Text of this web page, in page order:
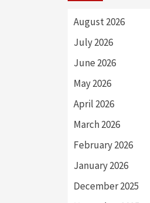
August 2026
July 2026
June 2026
May 2026
April 2026
March 2026
February 2026
January 2026
December 2025